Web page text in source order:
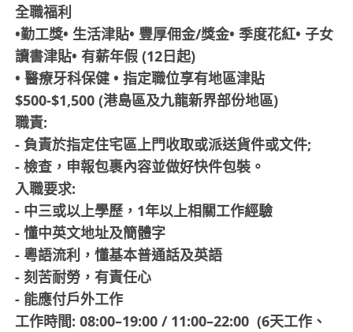
全職福利
•勤工獎• 生活津貼• 豐厚佣金/獎金• 季度花紅• 子女
讀書津貼• 有薪年假 (12日起)
• 醫療牙科保健 • 指定職位享有地區津貼
$500-$1,500 (港島區及九龍新界部份地區)
職責:
- 負責於指定住宅區上門收取或派送貨件或文件;
- 檢查，申報包裹內容並做好快件包裝。
入職要求:
- 中三或以上學歷，1年以上相關工作經驗
- 懂中英文地址及簡體字
- 粵語流利，懂基本普通話及英語
- 刻苦耐勞，有責任心
- 能應付戶外工作
工作時間: 08:00–19:00 / 11:00–22:00 (6天工作、